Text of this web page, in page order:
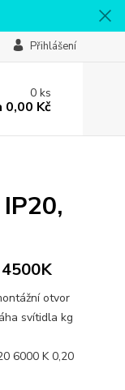
Přihlášení
0ks
0,00 Kč
otvor
svítidla kg
/
6000 K 0,20